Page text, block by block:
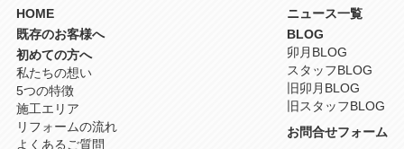
HOME
既存のお客様へ
初めての方へ
私たちの想い
5つの特徴
施工エリア
リフォームの流れ
よくあるご質問
ニュース一覧
BLOG
卯月BLOG
スタッフBLOG
旧卯月BLOG
旧スタッフBLOG
お問合せフォーム